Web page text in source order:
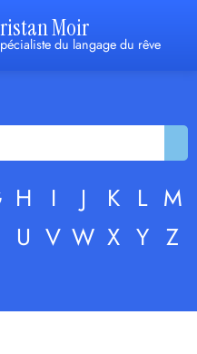
Moir
du langage du rêve
H I J K L M
U V W X Y Z